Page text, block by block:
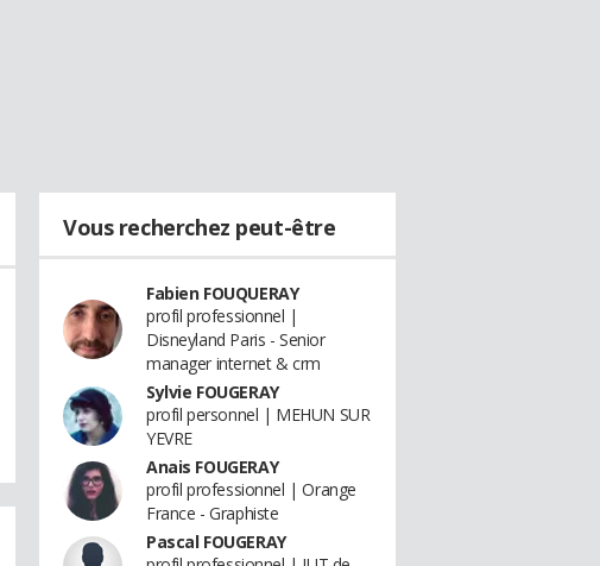
Vous recherchez peut-être
Fabien FOUQUERAY
profil professionnel |
Disneyland Paris - Senior
manager internet & crm
Sylvie FOUGERAY
profil personnel | MEHUN SUR
YEVRE
Anais FOUGERAY
profil professionnel | Orange
France - Graphiste
Pascal FOUGERAY